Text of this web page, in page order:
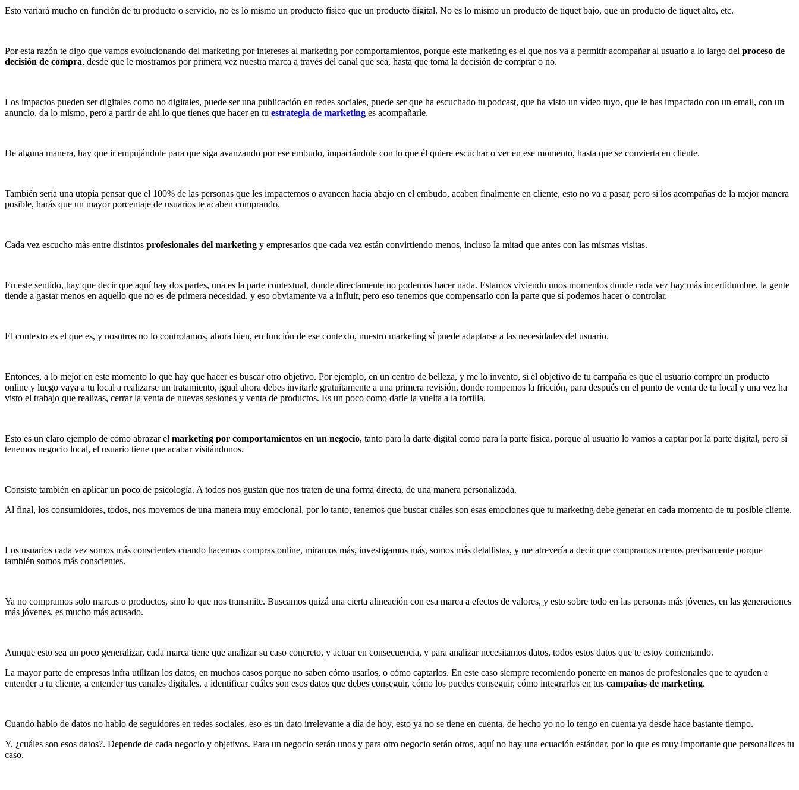
Esto variará mucho en función de tu producto o servicio, no es lo mismo un producto físico que un producto digital. No es lo mismo un producto de tiquet bajo, que un producto de tiquet alto, etc.
Por esta razón te digo que vamos evolucionando del marketing por intereses al marketing por comportamientos, porque este marketing es el que nos va a permitir acompañar al usuario a lo largo del proceso de
decisión de compra, desde que le mostramos por primera vez nuestra marca a través del canal que sea, hasta que toma la decisión de comprar o no.
Los impactos pueden ser digitales como no digitales, puede ser una publicación en redes sociales, puede ser que ha escuchado tu podcast, que ha visto un vídeo tuyo, que le has impactado con un email, con un
anuncio, da lo mismo, pero a partir de ahí lo que tienes que hacer en tu estrategia de marketing es acompañarle.
De alguna manera, hay que ir empujándole para que siga avanzando por ese embudo, impactándole con lo que él quiere escuchar o ver en ese momento, hasta que se convierta en cliente.
También sería una utopía pensar que el 100% de las personas que les impactemos o avancen hacia abajo en el embudo, acaben finalmente en cliente, esto no va a pasar, pero si los acompañas de la mejor manera
posible, harás que un mayor porcentaje de usuarios te acaben comprando.
Cada vez escucho más entre distintos profesionales del marketing y empresarios que cada vez están convirtiendo menos, incluso la mitad que antes con las mismas visitas.
En este sentido, hay que decir que aquí hay dos partes, una es la parte contextual, donde directamente no podemos hacer nada. Estamos viviendo unos momentos donde cada vez hay más incertidumbre, la gente
tiende a gastar menos en aquello que no es de primera necesidad, y eso obviamente va a influir, pero eso tenemos que compensarlo con la parte que sí podemos hacer o controlar.
El contexto es el que es, y nosotros no lo controlamos, ahora bien, en función de ese contexto, nuestro marketing sí puede adaptarse a las necesidades del usuario.
Entonces, a lo mejor en este momento lo que hay que hacer es buscar otro objetivo. Por ejemplo, en un centro de belleza, y me lo invento, si el objetivo de tu campaña es que el usuario compre un producto
online y luego vaya a tu local a realizarse un tratamiento, igual ahora debes invitarle gratuitamente a una primera revisión, donde rompemos la fricción, para después en el punto de venta de tu local y una vez ha
visto el trabajo que realizas, cerrar la venta de nuevas sesiones y venta de productos. Es un poco como darle la vuelta a la tortilla.
Esto es un claro ejemplo de cómo abrazar el marketing por comportamientos en un negocio, tanto para la darte digital como para la parte física, porque al usuario lo vamos a captar por la parte digital, pero si
tenemos negocio local, el usuario tiene que acabar visitándonos.
Consiste también en aplicar un poco de psicología. A todos nos gustan que nos traten de una forma directa, de una manera personalizada.
Al final, los consumidores, todos, nos movemos de una manera muy emocional, por lo tanto, tenemos que buscar cuáles son esas emociones que tu marketing debe generar en cada momento de tu posible cliente.
Los usuarios cada vez somos más conscientes cuando hacemos compras online, miramos más, investigamos más, somos más detallistas, y me atrevería a decir que compramos menos precisamente porque
también somos más conscientes.
Ya no compramos solo marcas o productos, sino lo que nos transmite. Buscamos quizá una cierta alineación con esa marca a efectos de valores, y esto sobre todo en las personas más jóvenes, en las generaciones
más jóvenes, es mucho más acusado.
Aunque esto sea un poco generalizar, cada marca tiene que analizar su caso concreto, y actuar en consecuencia, y para analizar necesitamos datos, todos estos datos que te estoy comentando.
La mayor parte de empresas infra utilizan los datos, en muchos casos porque no saben cómo usarlos, o cómo captarlos. En este caso siempre recomiendo ponerte en manos de profesionales que te ayuden a
entender a tu cliente, a entender tus canales digitales, a identificar cuáles son esos datos que debes conseguir, cómo los puedes conseguir, cómo integrarlos en tus campañas de marketing.
Cuando hablo de datos no hablo de seguidores en redes sociales, eso es un dato irrelevante a día de hoy, esto ya no se tiene en cuenta, de hecho yo no lo tengo en cuenta ya desde hace bastante tiempo.
Y, ¿cuáles son esos datos?. Depende de cada negocio y objetivos. Para un negocio serán unos y para otro negocio serán otros, aquí no hay una ecuación estándar, por lo que es muy importante que personalices tu
caso.